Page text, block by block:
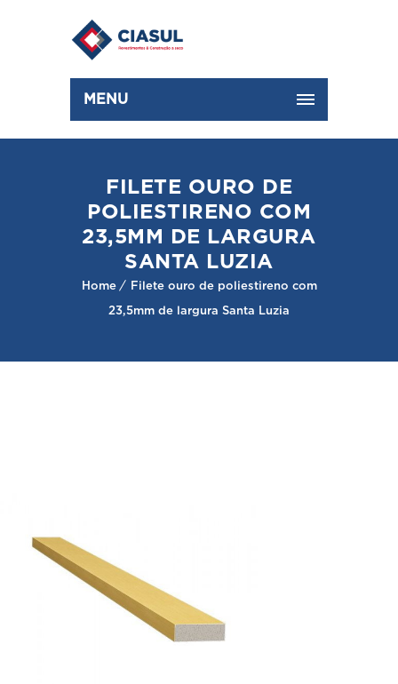
MENU
FILETE OURO DE
POLIESTIRENO COM
23,5MM DE LARGURA
SANTA LUZIA
Home
Filete ouro de poliestireno com
23,5mm de largura Santa Luzia